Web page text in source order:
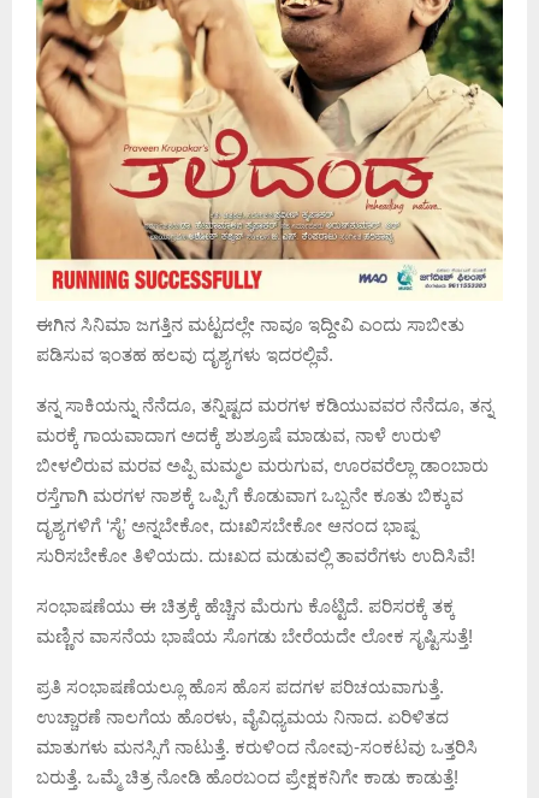
ಈಗಿನ ಸಿನಿಮಾ ಜಗತ್ತಿನ ಮಟ್ಟದಲ್ಲೇ ನಾವೂ ಇದ್ದೀವಿ ಎಂದು ಸಾಬೀತು
ಪಡಿಸುವ ಇಂತಹ ಹಲವು ದೃಶ್ಯಗಳು ಇದರಲ್ಲಿವೆ.
ತನ್ನ ಸಾಕಿಯನ್ನು ನೆನೆದೂ, ತನ್ನಿಷ್ಟದ ಮರಗಳ ಕಡಿಯುವವರ ನೆನೆದೂ, ತನ್ನ
ಮರಕ್ಕೆ ಗಾಯವಾದಾಗ ಅದಕ್ಕೆ ಶುಶ್ರೂಷೆ ಮಾಡುವ, ನಾಳೆ ಉರುಳಿ
ಬೀಳಲಿರುವ ಮರವ ಅಪ್ಪಿ ಮಮ್ಮಲ ಮರುಗುವ, ಊರವರೆಲ್ಲಾ ಡಾಂಬಾರು
ರಸ್ತೆಗಾಗಿ ಮರಗಳ ನಾಶಕ್ಕೆ ಒಪ್ಪಿಗೆ ಕೊಡುವಾಗ ಒಬ್ಬನೇ ಕೂತು ಬಿಕ್ಕುವ
ದೃಶ್ಯಗಳಿಗೆ ‘ಸೈ’ ಅನ್ನಬೇಕೋ, ದುಃಖಿಸಬೇಕೋ ಆನಂದ ಭಾಷ್ಪ
ಸುರಿಸಬೇಕೋ ತಿಳಿಯದು. ದುಃಖದ ಮಡುವಲ್ಲಿ ತಾವರೆಗಳು ಉದಿಸಿವೆ!
ಸಂಭಾಷಣೆಯು ಈ ಚಿತ್ರಕ್ಕೆ ಹೆಚ್ಚಿನ ಮೆರುಗು ಕೊಟ್ಟಿದೆ. ಪರಿಸರಕ್ಕೆ ತಕ್ಕ
ಮಣ್ಣಿನ ವಾಸನೆಯ ಭಾಷೆಯ ಸೊಗಡು ಬೇರೆಯದೇ ಲೋಕ ಸೃಷ್ಟಿಸುತ್ತೆ!
ಪ್ರತಿ ಸಂಭಾಷಣೆಯಲ್ಲೂ ಹೊಸ ಹೊಸ ಪದಗಳ ಪರಿಚಯವಾಗುತ್ತೆ.
ಉಚ್ಚಾರಣೆ ನಾಲಗೆಯ ಹೊರಳು, ವೈವಿಧ್ಯಮಯ ನಿನಾದ. ಏರಿಳಿತದ
ಮಾತುಗಳು ಮನಸ್ಸಿಗೆ ನಾಟುತ್ತೆ. ಕರುಳಿಂದ ನೋವು-ಸಂಕಟವು ಒತ್ತರಿಸಿ
ಬರುತ್ತೆ. ಒಮ್ಮೆ ಚಿತ್ರ ನೋಡಿ ಹೊರಬಂದ ಪ್ರೇಕ್ಷಕನಿಗೇ ಕಾಡು ಕಾಡುತ್ತೆ!